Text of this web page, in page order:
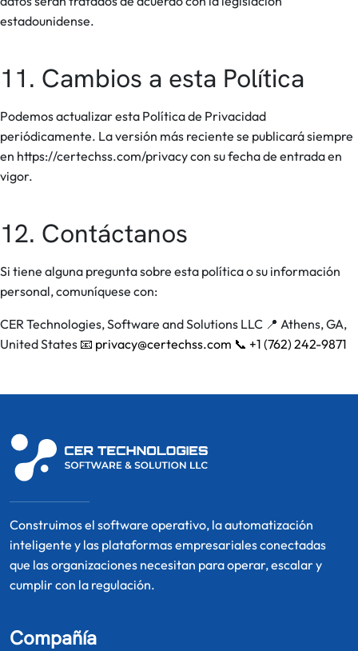
estadounidense.
11. Cambios a esta Política
Podemos actualizar esta Política de Privacidad
periódicamente. La versión más reciente se publicará siempre
en https://certechss.com/privacy con su fecha de entrada en
vigor.
12. Contáctanos
Si tiene alguna pregunta sobre esta política o su información
personal, comuníquese con:
CER Technologies, Software and Solutions LLC 📍 Athens, GA,
United States 📧 privacy@certechss.com 📞 +1 (762) 242-9871
Construimos el software operativo, la automatización
inteligente y las plataformas empresariales conectadas
que las organizaciones necesitan para operar, escalar y
cumplir con la regulación.
Compañía